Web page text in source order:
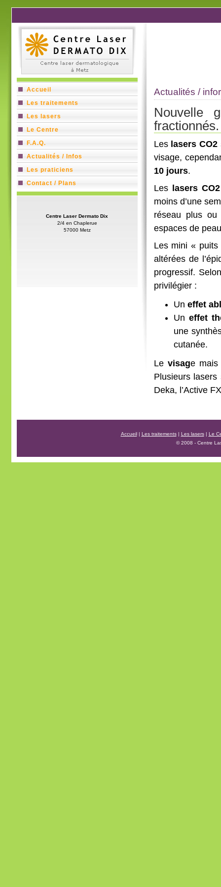
Accueil
Les traitements
Les lasers
Le Centre
F.A.Q.
Actualités / Infos
Les praticiens
Contact / Plans
Centre Laser Dermato Dix
2/4 en Chaplerue
57000 Metz
Actualités /
Nouvelle
Les lasers CO2
visage,
10 jours.
Les
lasers
moins d’une
réseau plus
espaces de
Les mini «
altérées de
progressif.
privilégier :
Un effet
Un effet
une
cutanée.
Le visage
Plusieurs
Deka, l’Active
Accueil| Les traitements| Les lasers| Le
© 2008 - Centre